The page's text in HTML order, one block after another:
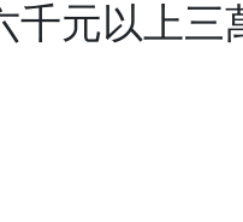
千元以上三